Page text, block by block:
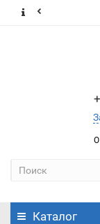
Каталог